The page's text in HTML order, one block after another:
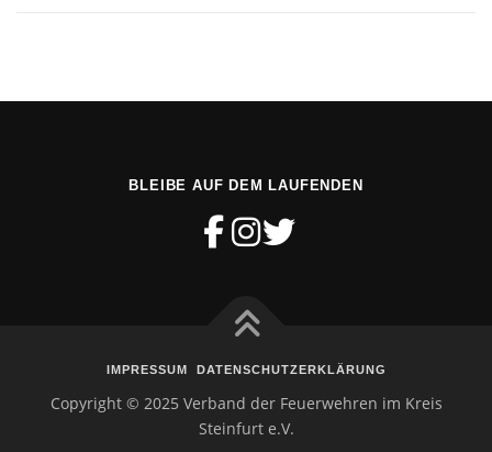
BLEIBE AUF DEM LAUFENDEN
IMPRESSUM DATENSCHUTZERKLÄRUNG
Copyright © 2025 Verband der Feuerwehren im Kreis
Steinfurt e.V.